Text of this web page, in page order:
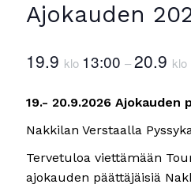
Ajokauden
19.9 klo 13:00– 20.9 klo
19.- 20.9.2026 Ajokauden
Nakkilan Verstaalla
Tervetuloa viettämään
ajokauden päättäjäisiä